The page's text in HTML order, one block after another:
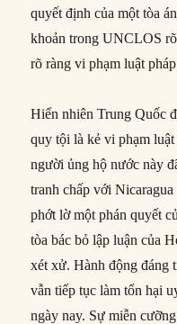
quyết định của một tòa
khoản trong UNCLOS
rõ ràng vi phạm luật
Hiển nhiên Trung Quốc
quy tội là kẻ vi phạm
người ủng hộ nước này
tranh chấp với
phớt lờ một phán quyết
tòa bác bỏ lập luận của
xét xử. Hành động đáng
vẫn tiếp tục làm tổn hại
ngày nay. Sự miễn